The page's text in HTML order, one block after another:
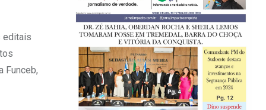
editais
Funceb,